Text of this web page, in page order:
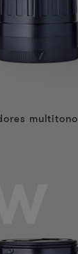
multitono